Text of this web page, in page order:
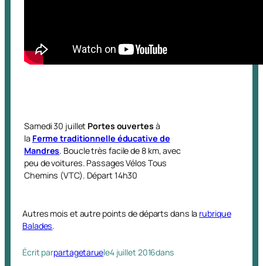
Samedi 30 juillet Portes ouvertesà
la Ferme traditionnelle éducative de
Mandres. Boucle très facile de 8 km, avec
peu de voitures. Passages Vélos Tous
Chemins (VTC). Départ 14h30
Autres mois et autre points de départs dans la rubrique
Balades.
Écrit parpartagetaruele4 juillet 2016dans